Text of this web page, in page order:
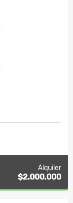
Alquiler
$2.000.000